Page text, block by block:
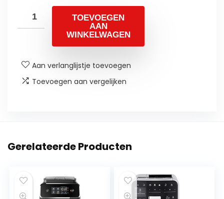
TOEVOEGEN
AAN
WINKELWAGEN
Aan verlanglijstje toevoegen
Toevoegen aan vergelijken
Gerelateerde Producten